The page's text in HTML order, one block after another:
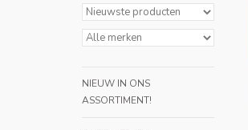
NIEUW IN ONS
ASSORTIMENT!